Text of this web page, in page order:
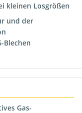
kleinen Losgrößen
und der
Blechen
Gas-